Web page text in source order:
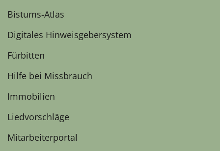
Bistums-Atlas
Digitales Hinweisgebersystem
Fürbitten
Hilfe bei Missbrauch
Immobilien
Liedvorschläge
Mitarbeiterportal